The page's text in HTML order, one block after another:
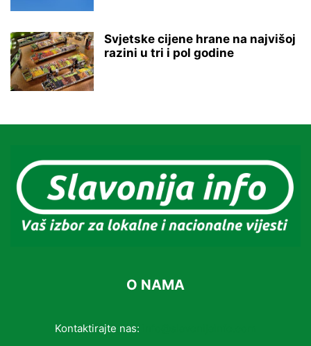
Svjetske cijene hrane na najvišoj
razini u tri i pol godine
O NAMA
Kontaktirajte nas: